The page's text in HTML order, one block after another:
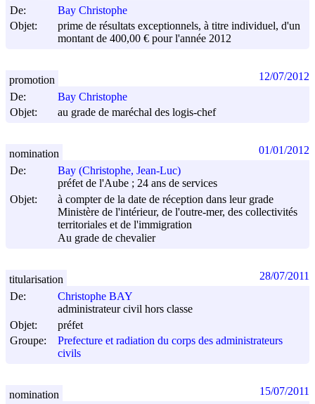
De:
Bay Christophe
Objet:
prime de résultats exceptionnels, à titre individuel, d'un
montant de 400,00 € pour l'année 2012
De:
Bay Christophe
Objet:
au grade de maréchal des logis-chef
promotion 12/07/2012
De:
Bay (Christophe, Jean-Luc)
préfet de l'Aube ; 24 ans de services
Objet:
à compter de la date de réception dans leur grade
Ministère de l'intérieur, de l'outre-mer, des collectivités
territoriales et de l'immigration
Au grade de chevalier
nomination 01/01/2012
De:
Christophe BAY
administrateur civil hors classe
Objet:
préfet
Groupe:
Prefecture et radiation du corps des administrateurs
civils
titularisation 28/07/2011
nomination 15/07/2011